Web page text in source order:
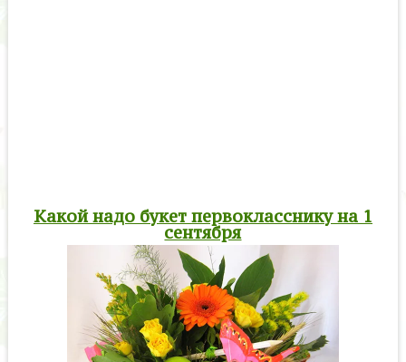
Какой надо букет первокласснику на 1
сентября